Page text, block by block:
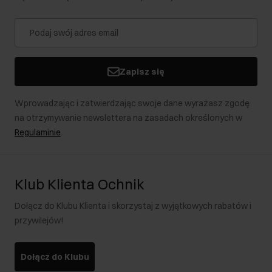
Zapisz się
Wprowadzając i zatwierdzając swoje dane wyrażasz zgodę
na otrzymywanie newslettera na zasadach określonych w
Regulaminie.
Klub Klienta Ochnik
Dołącz do Klubu Klienta i skorzystaj z wyjątkowych rabatów i
przywilejów!
Dołącz do Klubu